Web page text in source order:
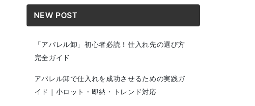
NEW POST
「アパレル卸」初心者必読！仕入れ先の選び方
完全ガイド
アパレル卸で仕入れを成功させるための実践ガ
イド｜小ロット・即納・トレンド対応